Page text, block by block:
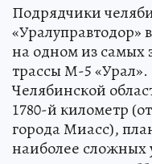
Подрядчики
на одном из самых
трассы М-5 «Урал».
Челябинской
1780-й километр
города Миасс),
наиболее сложных